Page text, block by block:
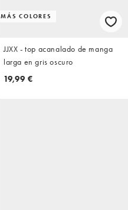
MÁS COLORES
JJXX - top acanalado de manga
larga en gris oscuro
19,99 €